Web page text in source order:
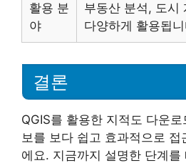
활용 분
야
부동산 분석, 도시
다양하게 활용됩
결론
QGIS를 활용한 지적도 다운
보를 보다 쉽고 효과적으로 접
에요. 지금까지 설명한 단계를